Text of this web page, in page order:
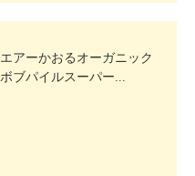
エアーかおるオーガニック
ボブパイルスーパー...